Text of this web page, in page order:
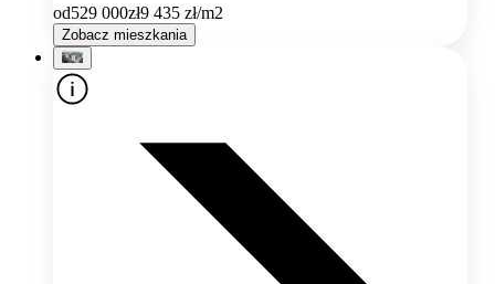
od529 000zł9 435 zł/m2
Zobacz mieszkania